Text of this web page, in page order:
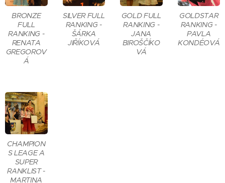
BRONZE
FULL
RANKING -
RENATA
GREGOROV
Á
SILVER FULL
RANKING -
ŠÁRKA
JIŘÍKOVÁ
GOLD FULL
RANKING -
JANA
BIROŠČÍKO
VÁ
GOLDSTAR
RANKING -
PAVLA
KONDÉOVÁ
CHAMPION
S LEAGE A
SUPER
RANKLIST -
MARTINA